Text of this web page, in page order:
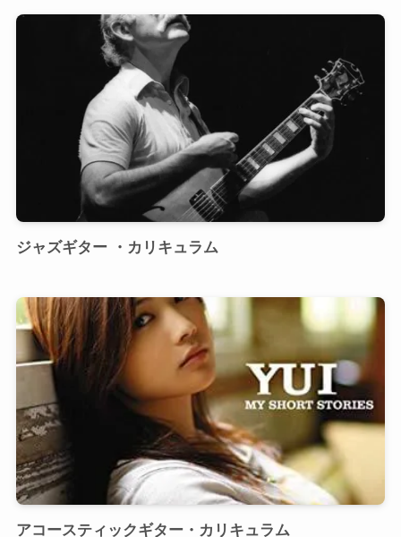
ジャズギター ・カリキュラム
アコースティックギター・カリキュラム